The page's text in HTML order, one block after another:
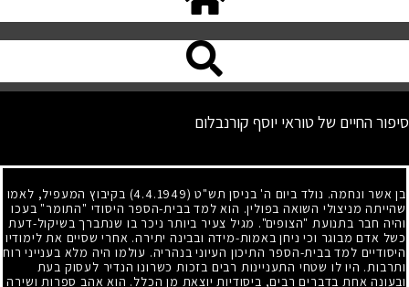
סיפור החיים של טוראי יוסף קורנבלום
בן אשר ונחמה. נולד ביום ה' בניסן תש"ט (4.4.1949)
בקיבוץ המעפיל, לאמו
שהייתה מניצולי השואה בפולין. הוא למד בבית-הספר היסודי "התומר" בעכו
והיה חבר בתנועת "הצופים". מגיל צעיר ביותר ניכר בו שנתברך בשיקול-דעת
כשל אדם מבוגר וכי ניחן באמות-מידה ובבינה יתירה. אחרי שסיים את לימודיו
היסודיים למד בבית-הספר התיכון העיוני בנהריה. עולמו היה מלא בענייני רוח
ותרבות. היו לו שטחי התעניינות רבים בזכות כשרונו הנדיר לעסוק בעת
ובעונה אחת בדברים רבים, ביסודיות יוצאת מן הכלל. הוא אהב ספרות ושירה